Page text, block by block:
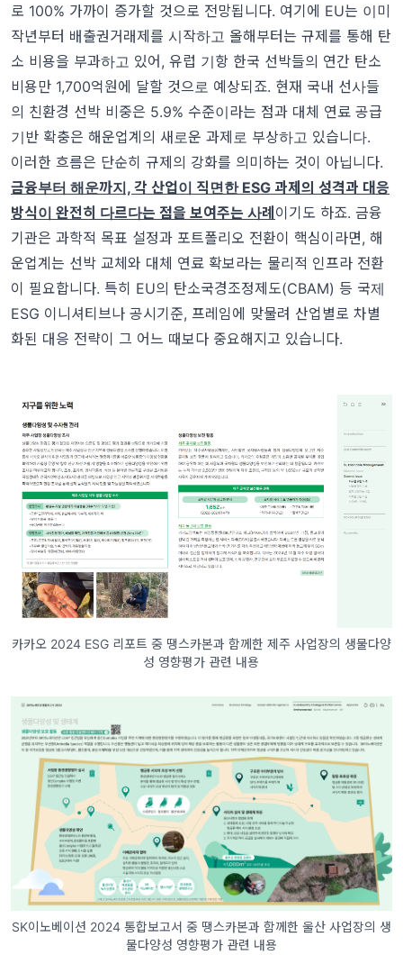
로 100% 가까이 증가할 것으로 전망됩니다. 여기에 EU는 이미
작년부터 배출권거래제를 시작하고 올해부터는 규제를 통해 탄
소 비용을 부과하고 있어, 유럽 기항 한국 선박들의 연간 탄소
비용만 1,700억원에 달할 것으로 예상되죠. 현재 국내 선사들
의 친환경 선박 비중은 5.9% 수준이라는 점과 대체 연료 공급
기반 확충은 해운업계의 새로운 과제로 부상하고 있습니다.
이러한 흐름은 단순히 규제의 강화를 의미하는 것이 아닙니다.
금융부터 해운까지, 각 산업이 직면한 ESG 과제의 성격과 대응
방식이 완전히 다르다는 점을 보여주는 사례이기도 하죠. 금융
기관은 과학적 목표 설정과 포트폴리오 전환이 핵심이라면, 해
운업계는 선박 교체와 대체 연료 확보라는 물리적 인프라 전환
이 필요합니다. 특히 EU의 탄소국경조정제도(CBAM) 등 국제
ESG 이니셔티브나 공시기준, 프레임에 맞물려 산업별로 차별
화된 대응 전략이 그 어느 때보다 중요해지고 있습니다.
카카오 2024 ESG 리포트 중 땡스카본과 함께한 제주 사업장의 생물다양
성 영향평가 관련 내용
SK이노베이션 2024 통합보고서 중 땡스카본과 함께한 울산 사업장의 생
물다양성 영향평가 관련 내용